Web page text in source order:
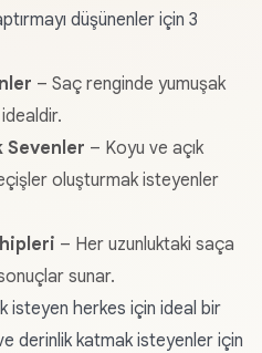
düşünenler için 3
– Saç renginde yumuşak
Sevenler – Koyu ve açık
oluşturmak isteyenler
– Her uzunluktaki saça
sunar.
isteyen herkes için ideal bir
derinlik katmak isteyenler için